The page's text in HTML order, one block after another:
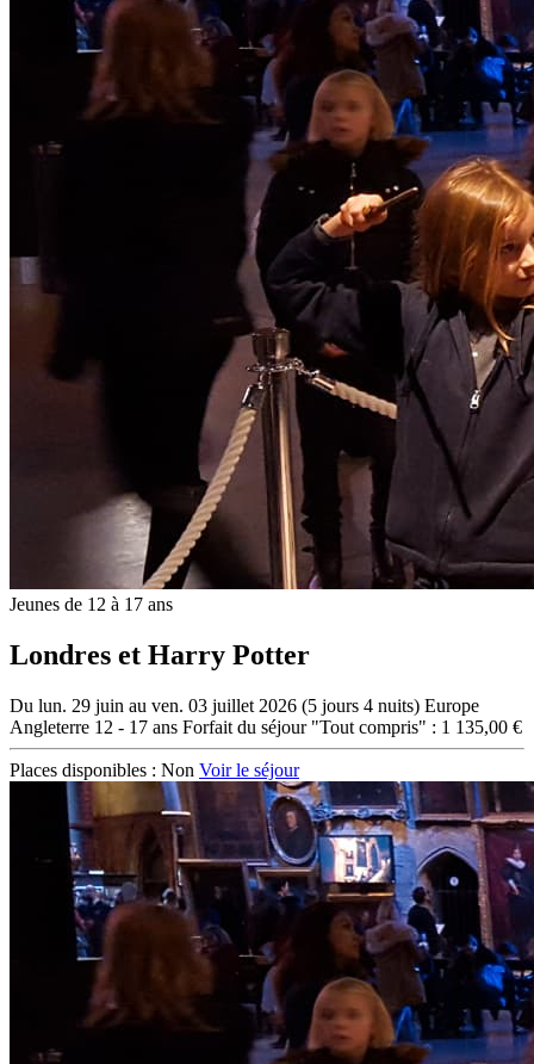
Jeunes de 12 à 17 ans
Londres et Harry Potter
Du lun. 29 juin au ven. 03 juillet 2026 (5 jours 4 nuits) Europe
Angleterre 12 - 17 ans Forfait du séjour "Tout compris" : 1 135,00 €
Places disponibles : Non Voir le séjour